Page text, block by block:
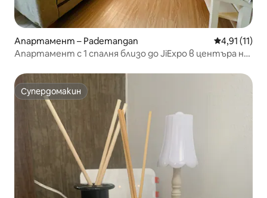
Апартамент – Pademangan Средна
4,91 (11)
Апартамент с 1 спалня близо до JiExpo в центъра на
Супердомакин
Супердомакин